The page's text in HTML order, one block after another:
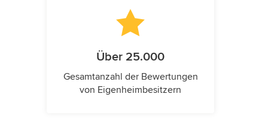
Über 25.000
Gesamtanzahl der Bewertungen
von Eigenheimbesitzern